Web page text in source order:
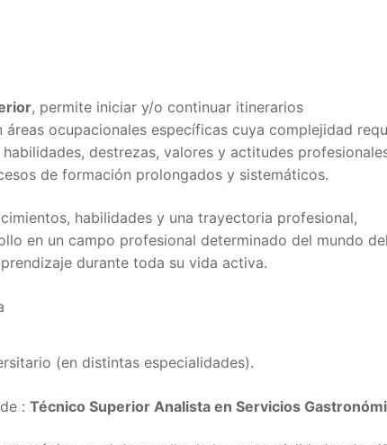
, permite iniciar y/o continuar itinerarios
ocupacionales específicas cuya complejidad
destrezas, valores y actitudes
de formación prolongados y sistemáticos.
habilidades y una trayectoria profesional,
en un campo profesional determinado del mundo
durante toda su vida activa.
(en distintas especialidades).
: Técnico Superior Analista en Servicios